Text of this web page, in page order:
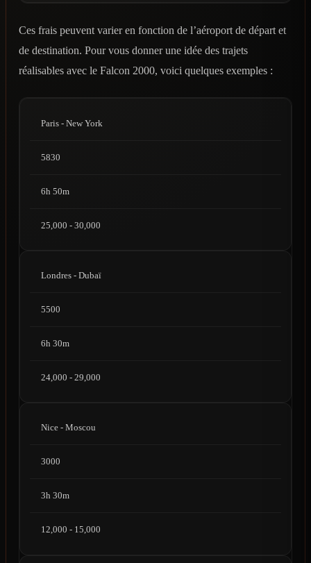
Ces frais peuvent varier en fonction de l’aéroport de départ et
de destination. Pour vous donner une idée des trajets
réalisables avec le Falcon 2000, voici quelques exemples :
Paris - New York
5830
6h 50m
25,000 - 30,000
Londres - Dubaï
5500
6h 30m
24,000 - 29,000
Nice - Moscou
3000
3h 30m
12,000 - 15,000